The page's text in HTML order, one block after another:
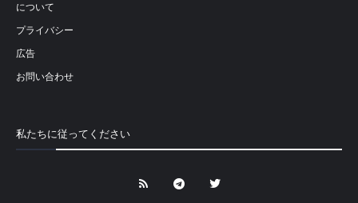
について
プライバシー
広告
お問い合わせ
私たちに従ってください